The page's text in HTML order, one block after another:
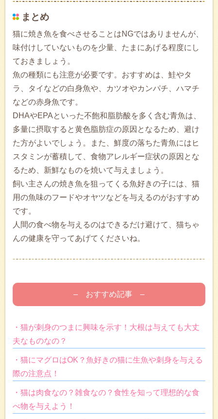
まとめ
猫に焼き魚を食べさせることはNGではありませんが、
味付けしていないものを少量、たまにあげる程度にし
ておきましょう。
魚の種類にも注意が必要です。おすすめは、鮭やタ
ラ、タイなどの白身魚や、カツオやカンパチ、ハマチ
などの赤身魚です。
DHAやEPAといった不飽和脂肪酸を多く含む青魚は、
多量に摂取すると黄色脂肪症の原因となるため、避け
た方がよいでしょう。また、鮮度の落ちた青魚にはヒ
スタミンが蓄積して、食物アレルギー症状の原因とな
るため、新鮮なものを焼いて与えましょう。
飼い主さんの焼き魚を狙ってくる魚好きの子には、猫
用の魚味のフードやオヤツなどを与えるのがおすすめ
です。
人間の食べ物を与えるのはできるだけ避けて、猫ちゃ
んの健康を守ってあげてくださいね。
– おすすめ記事 –
・猫が刺身のつまに興味を示す！大根は与えても大丈
夫なものなの？
・猫にマグロはOK？魚好きの猫に生魚や刺身を与える
際の注意点！
・猫は肉食なの？雑食なの？食性を知って理想的な食
べ物を与えよう！